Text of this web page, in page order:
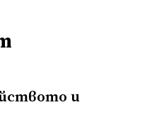
и